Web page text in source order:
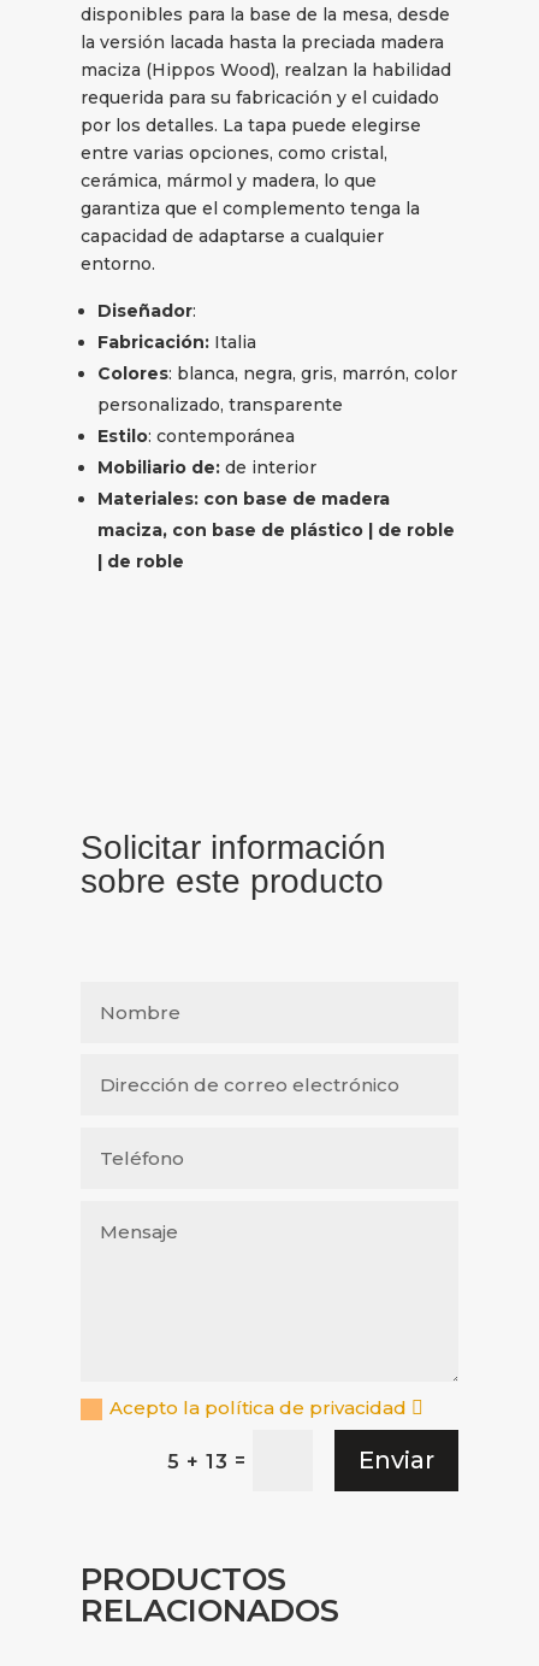
disponibles para la base de la mesa, desde
la versión lacada hasta la preciada madera
maciza (Hippos Wood), realzan la habilidad
requerida para su fabricación y el cuidado
por los detalles. La tapa puede elegirse
entre varias opciones, como cristal,
cerámica, mármol y madera, lo que
garantiza que el complemento tenga la
capacidad de adaptarse a cualquier
entorno.
Diseñador:
Fabricación: Italia
Colores: blanca, negra, gris, marrón, color
personalizado, transparente
Estilo: contemporánea
Mobiliario de: de interior
Materiales: con base de madera
maciza, con base de plástico | de roble
| de roble
Solicitar información
sobre este producto
Acepto la política de privacidad
5 + 13 = Enviar
PRODUCTOS
RELACIONADOS